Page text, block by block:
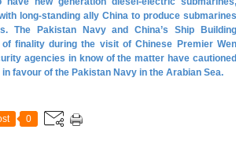
long-standing ally China to produce submarines
The Pakistan Navy and China’s Ship Building
finality during the visit of Chinese Premier Wen
agencies in know of the matter have cautioned
favour of the Pakistan Navy in the Arabian Sea.
0